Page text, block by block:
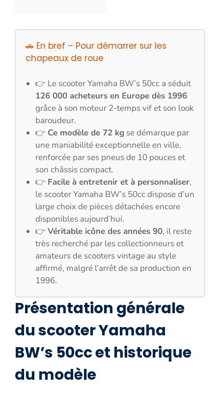
🚗 En bref – Pour démarrer sur les
chapeaux de roue
👉 Le scooter Yamaha BW’s 50cc a séduit
126 000 acheteurs en Europe dès 1996
grâce à son moteur 2-temps vif et son look
baroudeur.
👉 Ce modèle de 72 kg se démarque par
une maniabilité exceptionnelle en ville,
renforcée par ses pneus de 10 pouces et
son châssis compact.
👉 Facile à entretenir et à personnaliser,
le scooter Yamaha BW’s 50cc dispose d’un
large choix de pièces détachées encore
disponibles aujourd’hui.
👉 Véritable icône des années 90, il reste
très recherché par les collectionneurs et
amateurs de scooters vintage au style
affirmé, malgré l’arrêt de sa production en
1996.
Présentation générale
du scooter Yamaha
BW’s 50cc et historique
du modèle